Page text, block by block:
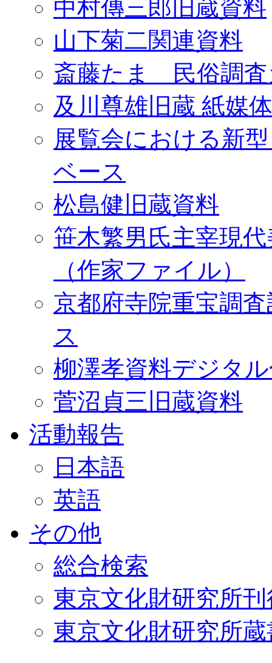
中村傳三郎旧蔵資料
山下菊二関連資料
斎藤たま 民俗調査
及川尊雄旧蔵 紙媒
展覧会における新
ベース
松島健旧蔵資料
笹木繁男氏主宰現
（作家ファイル）
京都府寺院重宝調
ス
柳澤孝資料デジタ
菅沼貞三旧蔵資料
活動報告
日本語
英語
その他
総合検索
東京文化財研究所
東京文化財研究所